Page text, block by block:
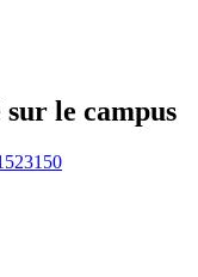
le campus